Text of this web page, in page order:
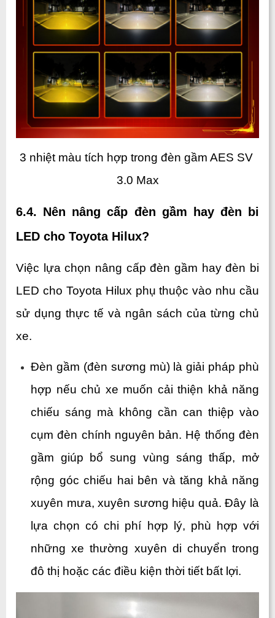
3 nhiệt màu tích hợp trong đèn gầm AES SV
3.0 Max
6.4. Nên nâng cấp đèn gầm hay đèn bi
LED cho Toyota Hilux?
Việc lựa chọn nâng cấp đèn gầm hay đèn bi
LED cho Toyota Hilux phụ thuộc vào nhu cầu
sử dụng thực tế và ngân sách của từng chủ
xe.
Đèn gầm (đèn sương mù) là giải pháp phù
hợp nếu chủ xe muốn cải thiện khả năng
chiếu sáng mà không cần can thiệp vào
cụm đèn chính nguyên bản. Hệ thống đèn
gầm giúp bổ sung vùng sáng thấp, mở
rộng góc chiếu hai bên và tăng khả năng
xuyên mưa, xuyên sương hiệu quả. Đây là
lựa chọn có chi phí hợp lý, phù hợp với
những xe thường xuyên di chuyển trong
đô thị hoặc các điều kiện thời tiết bất lợi.